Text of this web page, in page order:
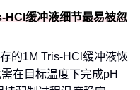
HCl缓冲液细节最易被忽
的1M Tris-HCl缓冲液恢
在目标温度下完成pH